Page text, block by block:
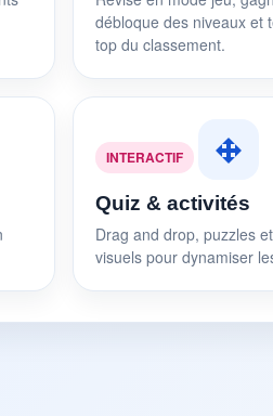
débloque des niveaux et
top du classement.
INTERACTIF
Quiz & activités
Drag and drop, puzzles
visuels pour dynamiser